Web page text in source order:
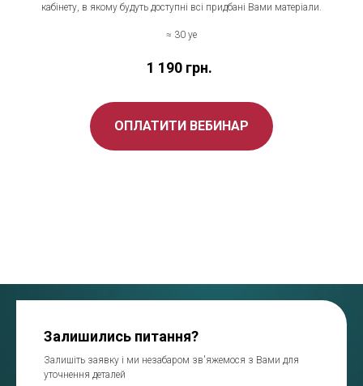
кабінету, в якому будуть доступні всі придбані Вами матеріали.
≈ 30 уе
1 190 грн.
ОПЛАТИТИ ВЕБИНАР
Залишились питання?
Залишіть заявку і ми незабаром зв'яжемося з Вами для
уточнення деталей